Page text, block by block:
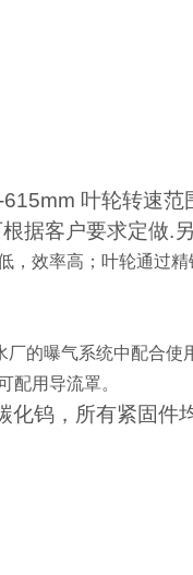
叶轮转速范
据客户要求定做.
，效率高；叶轮通过
气系统中配合使用
配用导流罩。
钨，所有紧固件